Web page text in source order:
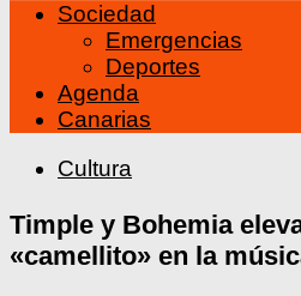
Sociedad
Emergencias
Deportes
Agenda
Canarias
Cultura
Timple y Bohemia
«camellito» en la